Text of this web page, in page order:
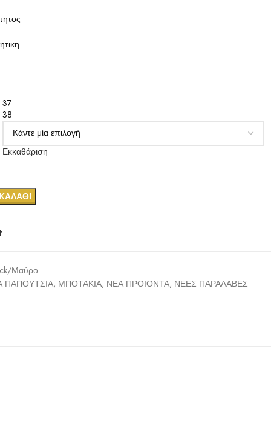
37
38
Εκκαθάριση
Μαύρο
ΠΑΠΟΥΤΣΙΑ, ΜΠΟΤΑΚΙΑ, ΝΕΑ ΠΡΟΙΟΝΤΑ, ΝΕΕΣ ΠΑΡΑΛΑΒΕΣ